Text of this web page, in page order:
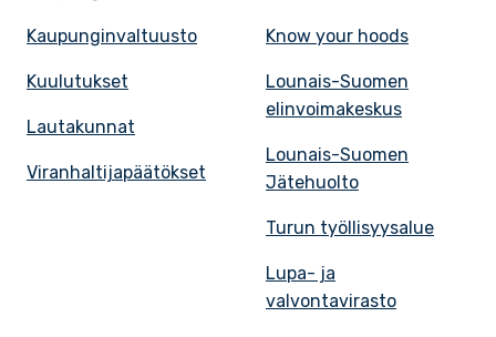
Kaupunginvaltuusto
Kuulutukset
Lautakunnat
Viranhaltijapäätökset
Know your hoods
Lounais-Suomen
elinvoimakeskus
Lounais-Suomen
Jätehuolto
Turun työllisyysalue
Lupa- ja
valvontavirasto